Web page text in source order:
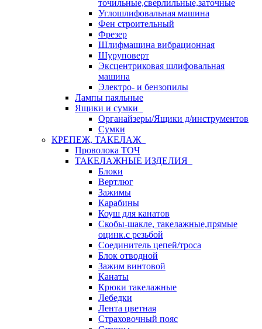
точильные,сверлильные,заточные
Углошлифовальная машина
Фен строительный
Фрезер
Шлифмашина вибрационная
Шуруповерт
Эксцентриковая шлифовальная
машина
Электро- и бензопилы
Лампы паяльные
Ящики и сумки
Органайзеры/Ящики д/инструментов
Сумки
КРЕПЕЖ, ТАКЕЛАЖ
Проволока ТОЧ
ТАКЕЛАЖНЫЕ ИЗДЕЛИЯ
Блоки
Вертлюг
Зажимы
Карабины
Коуш для канатов
Скобы-шакле, такелажные,прямые
оцинк.с резьбой
Соединитель цепей/троса
Блок отводной
Зажим винтовой
Канаты
Крюки такелажные
Лебедки
Лента цветная
Страховочный пояс